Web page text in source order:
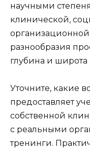
научными
клинической,
организационной
разнообразия
глубина и
Уточните, какие
предоставляет
собственной
с реальными
тренинги.